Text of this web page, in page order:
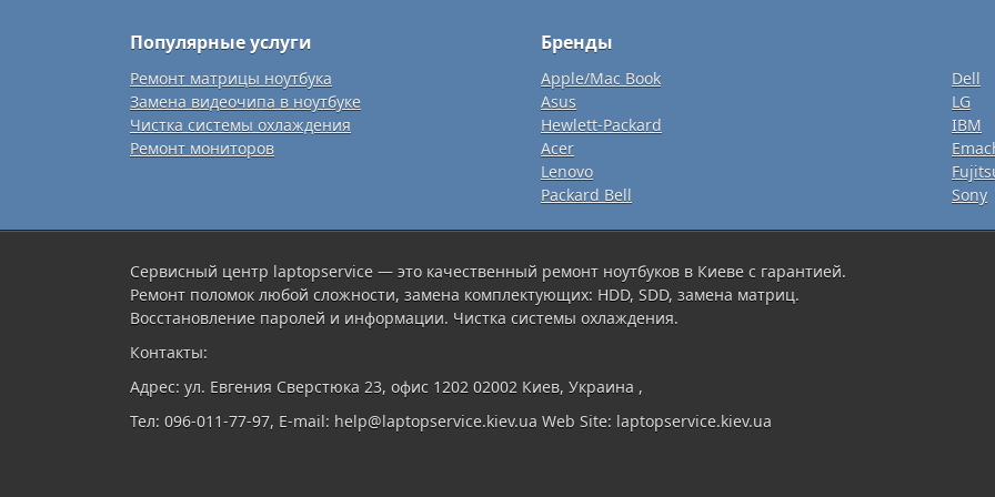
Популярные услуги Бренды
Ремонт матрицы ноутбука
Замена видеочипа в ноутбуке
Чистка системы охлаждения
Ремонт мониторов
Apple/Mac Book
Asus
Hewlett-Packard
Acer
Lenovo
Packard Bell
Dell
LG
IBM
Sony
Сервисный центр laptopservice — это качественный ремонт ноутбуков в Киеве с гарантией.
Ремонт поломок любой сложности, замена комплектующих: HDD, SDD, замена матриц.
Восстановление паролей и информации. Чистка системы охлаждения.
Контакты:
Адрес: ул. Евгения Сверстюка 23, офис 1202 02002 Киев, Украина ,
Тел: 096-011-77-97, E-mail: help@laptopservice.kiev.ua Web Site: laptopservice.kiev.ua